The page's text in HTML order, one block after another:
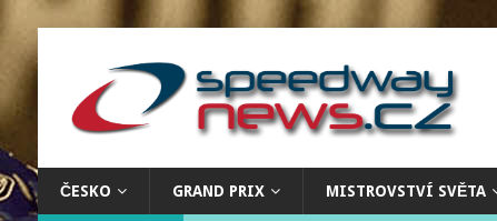
ČESKO GRAND PRIX MISTROVSTVÍ SVĚTA